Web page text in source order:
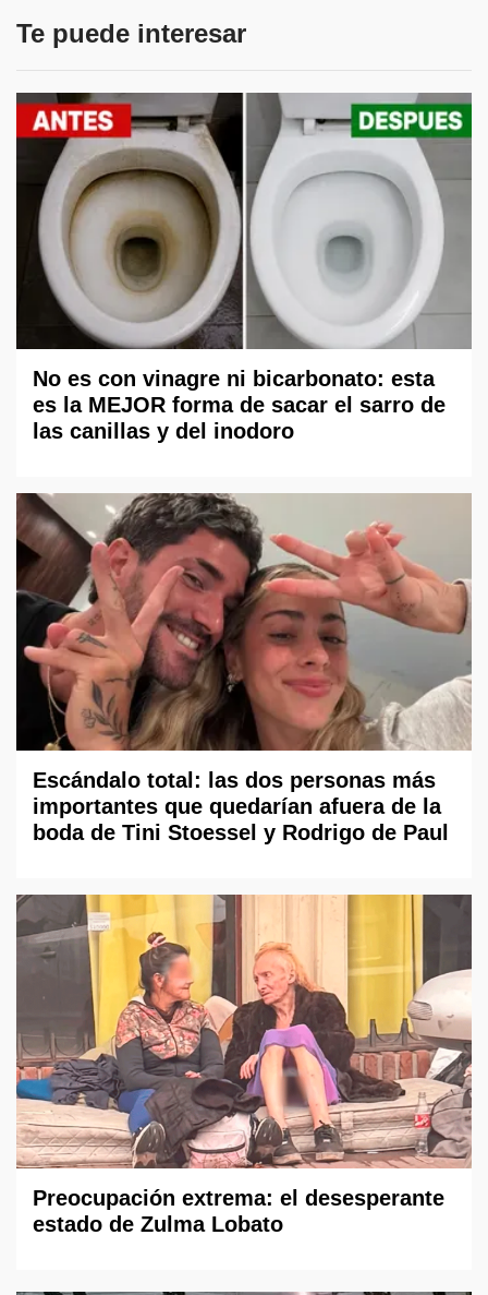
Te puede interesar
No es con vinagre ni bicarbonato: esta
es la MEJOR forma de sacar el sarro de
las canillas y del inodoro
Escándalo total: las dos personas más
importantes que quedarían afuera de la
boda de Tini Stoessel y Rodrigo de Paul
Preocupación extrema: el desesperante
estado de Zulma Lobato